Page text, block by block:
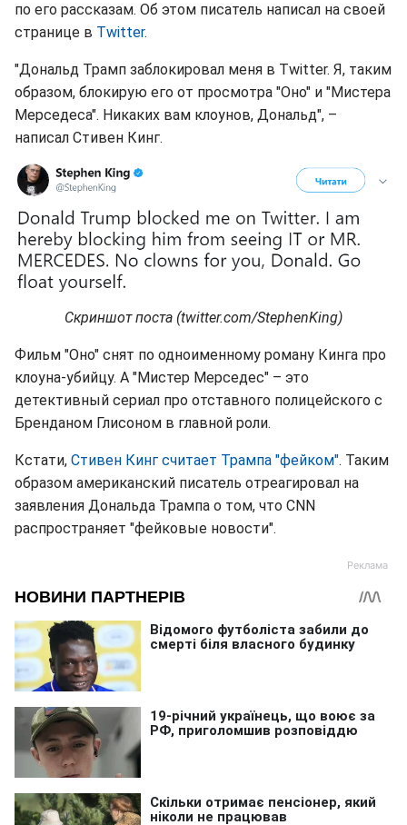
по его рассказам. Об этом писатель написал на своей
странице в Twitter.
"Дональд Трамп заблокировал меня в Twitter. Я, таким
образом, блокирую его от просмотра "Оно" и "Мистера
Мерседеса". Никаких вам клоунов, Дональд", –
написал Стивен Кинг.
Скриншот поста (twitter.com/StephenKing)
Фильм "Оно" снят по одноименному роману Кинга про
клоуна-убийцу. А "Мистер Мерседес" – это
детективный сериал про отставного полицейского с
Бренданом Глисоном в главной роли.
Кстати, Стивен Кинг считает Трампа "фейком". Таким
образом американский писатель отреагировал на
заявления Дональда Трампа о том, что CNN
распространяет "фейковые новости".